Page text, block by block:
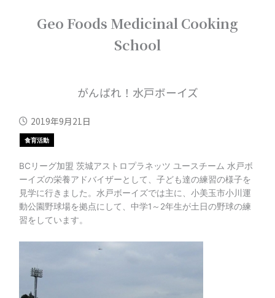
Geo Foods Medicinal Cooking
School
がんばれ！水戸ボーイズ
2019年9月21日
食育活動
BCリーグ加盟 茨城アストロプラネッツ ユースチーム 水戸ボ
ーイズの栄養アドバイザーとして、子ども達の練習の様子を
見学に行きました。水戸ボーイズでは主に、小美玉市小川運
動公園野球場を拠点にして、中学1～2年生が土日の野球の練
習をしています。